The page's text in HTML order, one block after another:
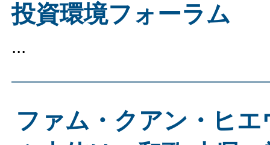
投資環境フォーラム
...
ファム・クアン・ヒ